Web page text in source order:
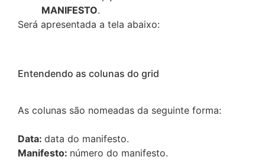
MANIFESTO.
Será apresentada a tela abaixo:
Entendendo as colunas do grid
As colunas são nomeadas da seguinte forma:
Data: data do manifesto.
Manifesto: número do manifesto.